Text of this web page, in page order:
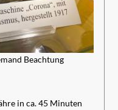
Beachtung
in ca. 45 Minuten